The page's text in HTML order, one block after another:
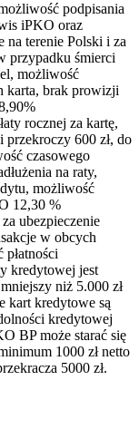
podpisania
iPKO oraz
na terenie Polski i za
przypadku śmierci
możliwość
karta, brak prowizji
rocznej za kartę,
przekroczy 600 zł, do
czasowego
na raty,
możliwość
12,30 %
ubezpieczenie
w obcych
kredytowej jest
niż 5.000 zł
kart kredytowe są
kredytowej
BP może starać się
1000 zł netto
5000 zł.